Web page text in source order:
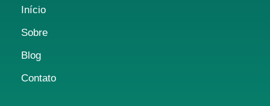
Início
Sobre
Blog
Contato